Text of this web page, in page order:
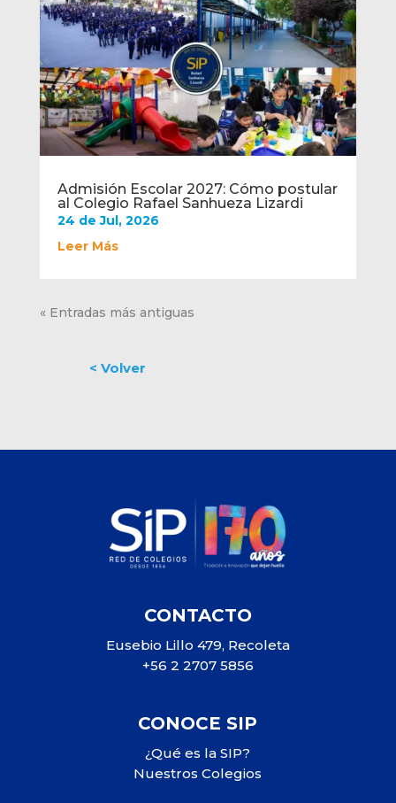
Admisión Escolar 2027: Cómo postular
al Colegio Rafael Sanhueza Lizardi
24 de Jul, 2026
Leer Más
« Entradas más antiguas
CONTACTO
Eusebio Lillo 479, Recoleta
+56 2 2707 5856
CONOCE SIP
¿Qué es la SIP?
Nuestros Colegios